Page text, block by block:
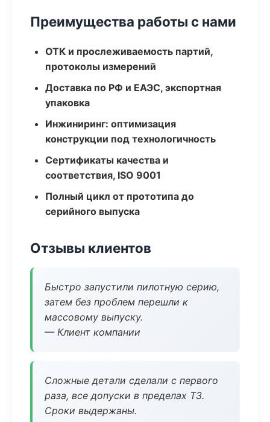
Преимущества работы с нами
ОТК и прослеживаемость партий,
протоколы измерений
Доставка по РФ и ЕАЭС, экспортная
упаковка
Инжиниринг: оптимизация
конструкции под технологичность
Сертификаты качества и
соответствия, ISO 9001
Полный цикл от прототипа до
серийного выпуска
Отзывы клиентов
Быстро запустили пилотную серию,
затем без проблем перешли к
массовому выпуску.
— Клиент компании
Сложные детали сделали с первого
раза, все допуски в пределах ТЗ.
Сроки выдержаны.